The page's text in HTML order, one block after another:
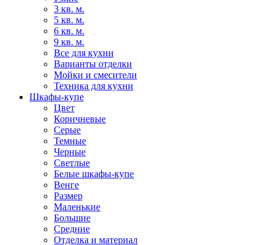
3 кв. м.
5 кв. м.
6 кв. м.
9 кв. м.
Все для кухни
Варианты отделки
Мойки и смесители
Техника для кухни
Шкафы-купе
Цвет
Коричневые
Серые
Темные
Черные
Светлые
Белые шкафы-купе
Венге
Размер
Маленькие
Большие
Средние
Отделка и материал